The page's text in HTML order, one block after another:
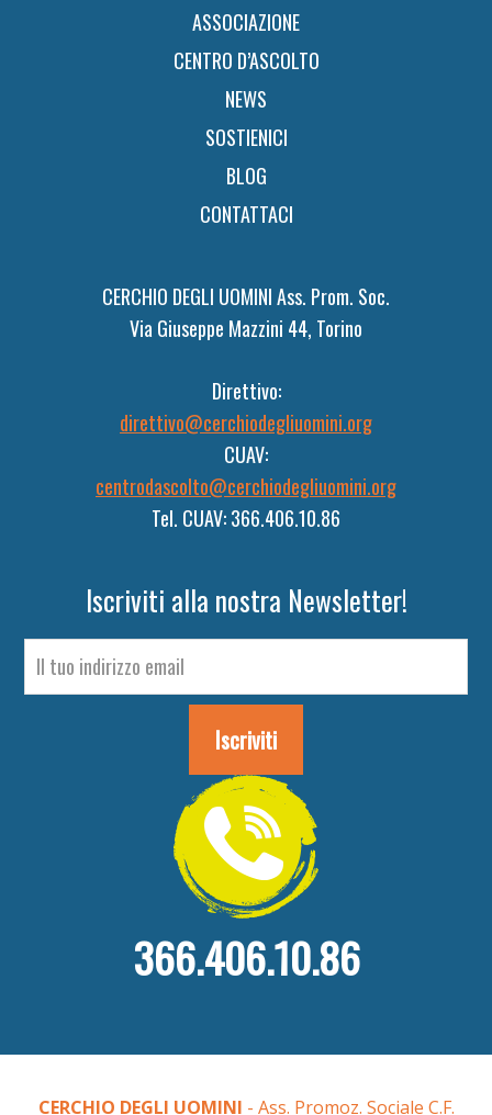
ASSOCIAZIONE
CENTRO D’ASCOLTO
NEWS
SOSTIENICI
BLOG
CONTATTACI
CERCHIO DEGLI UOMINI Ass. Prom. Soc.
Via Giuseppe Mazzini 44, Torino
Direttivo:
direttivo@cerchiodegliuomini.org
CUAV:
centrodascolto@cerchiodegliuomini.org
Tel. CUAV: 366.406.10.86
Iscriviti alla nostra Newsletter!
366.406.10.86
CERCHIO DEGLI UOMINI - Ass. Promoz. Sociale C.F.